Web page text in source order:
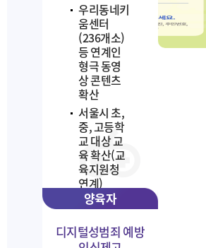
우리동네키
움센터
(236개소)
등 연계인
형극 동영
상 콘텐츠
확산
서울시 초,
중, 고등학
교 대상 교
육 확산(교
육지원청
연계)
양육자
디지털성범죄 예방